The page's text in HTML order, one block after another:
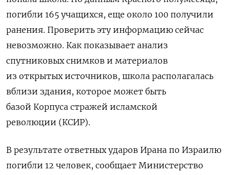
погибли 165 учащихся, еще около 100 получили
ранения. Проверить эту информацию сейчас
невозможно. Как показывает анализ
спутниковых снимков и материалов
из открытых источников, школа располагалась
вблизи здания, которое может быть
базой Корпуса стражей исламской
революции (КСИР).
В результате ответных ударов Ирана по Израилю
погибли 12 человек, сообщает Министерство